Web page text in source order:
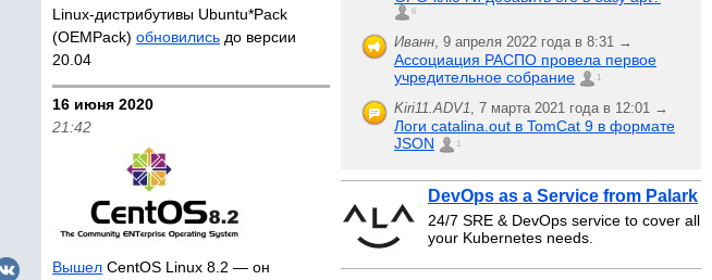
Linux-дистрибутивы Ubuntu*Pack
(OEMPack)обновились до версии
20.04
16 июня 2020
21:42
Вышел CentOS Linux 8.2 — он
6
Иванн, 9 апреля 2022 года в 8:31 →
Ассоциация РАСПО провела первое
учредительное собрание
1
Kiri11.ADV1, 7 марта 2021 года в 12:01 →
Логи catalina.out в TomCat 9 в формате
JSON
1
DevOps as a Service from Palark
24/7 SRE & DevOps service to cover all
your Kubernetes needs.